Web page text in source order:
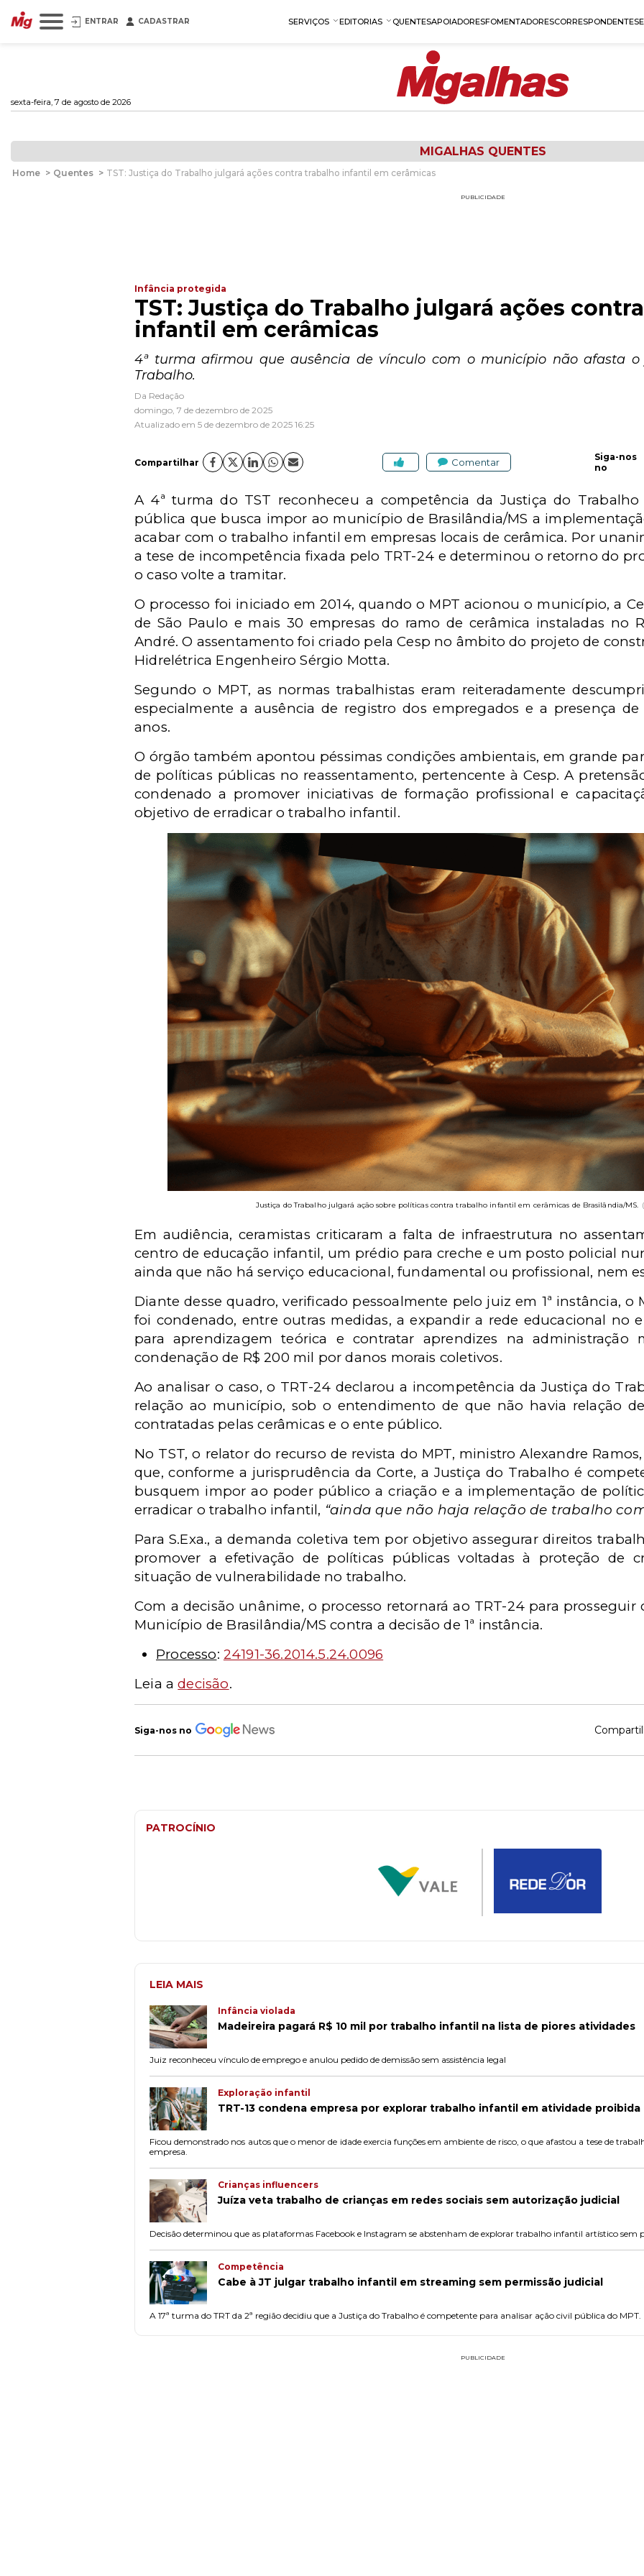
ENTRAR CADASTRAR SERVIÇOS EDITORIAS QUENTESAPOIADORESFOMENTADORESCORRESPONDENTES
sexta-feira, 7 de agosto de 2026
MIGALHAS QUENTES
Home > Quentes > TST: Justiça do Trabalho julgará ações contra trabalho infantil em cerâmicas
PUBLICIDADE
Infância protegida
TST: Justiça do Trabalho julgará ações
infantil em cerâmicas
4ª turma afirmou que ausência de vínculo com o município não afasta
Trabalho.
Da Redação
domingo, 7 de dezembro de 2025
Atualizado em 5 de dezembro de 2025 16:25
Compartilhar Comentar
Siga-nos
no
A 4ª turma do TST reconheceu a competência da Justiça do
pública que busca impor ao município de Brasilândia/MS a
acabar com o trabalho infantil em empresas locais de cerâmica. Por
a tese de incompetência fixada pelo TRT-24 e determinou o retorno do
o caso volte a tramitar.
O processo foi iniciado em 2014, quando o MPT acionou o município, a
de São Paulo e mais 30 empresas do ramo de cerâmica instaladas no
André. O assentamento foi criado pela Cesp no âmbito do projeto de
Hidrelétrica Engenheiro Sérgio Motta.
Segundo o MPT, as normas trabalhistas eram reiteradamente
especialmente a ausência de registro dos empregados e a presença
anos.
O órgão também apontou péssimas condições ambientais, em grande
de políticas públicas no reassentamento, pertencente à Cesp. A
condenado a promover iniciativas de formação profissional e
objetivo de erradicar o trabalho infantil.
Justiça do Trabalho julgará ação sobre políticas contra trabalho infantil em cerâmicas de Brasilândia/MS.
Em audiência, ceramistas criticaram a falta de infraestrutura no
centro de educação infantil, um prédio para creche e um posto policial
ainda que não há serviço educacional, fundamental ou profissional, nem
Diante desse quadro, verificado pessoalmente pelo juiz em 1ª instância, o
foi condenado, entre outras medidas, a expandir a rede educacional no
para aprendizagem teórica e contratar aprendizes na administração
condenação de R$ 200 mil por danos morais coletivos.
Ao analisar o caso, o TRT-24 declarou a incompetência da Justiça do
relação ao município, sob o entendimento de que não havia relação
contratadas pelas cerâmicas e o ente público.
No TST, o relator do recurso de revista do MPT, ministro Alexandre
que, conforme a jurisprudência da Corte, a Justiça do Trabalho é
busquem impor ao poder público a criação e a implementação de
erradicar o trabalho infantil, “ainda que não haja relação de trabalho
Para S.Exa., a demanda coletiva tem por objetivo assegurar direitos
promover a efetivação de políticas públicas voltadas à proteção de
situação de vulnerabilidade no trabalho.
Com a decisão unânime, o processo retornará ao TRT-24 para
Município de Brasilândia/MS contra a decisão de 1ª instância.
Processo: 24191-36.2014.5.24.0096
Leia adecisão.
Siga-nos no
PATROCÍNIO
LEIA MAIS
Infância violada
Madeireira pagará R$ 10 mil por trabalho infantil na lista de piores atividades
Juiz reconheceu vínculo de emprego e anulou pedido de demissão sem assistência legal
Exploração infantil
TRT-13 condena empresa por explorar trabalho infantil em atividade proibida
Ficou demonstrado nos autos que o menor de idade exercia funções em ambiente de risco, o que afastou a tese de
empresa.
Crianças influencers
Juíza veta trabalho de crianças em redes sociais sem autorização judicial
Decisão determinou que as plataformas Facebook e Instagram se abstenham de explorar trabalho infantil artístico sem
Competência
Cabe à JT julgar trabalho infantil em streaming sem permissão judicial
A 17ª turma do TRT da 2ª região decidiu que a Justiça do Trabalho é competente para analisar ação civil pública do MPT.
PUBLICIDADE